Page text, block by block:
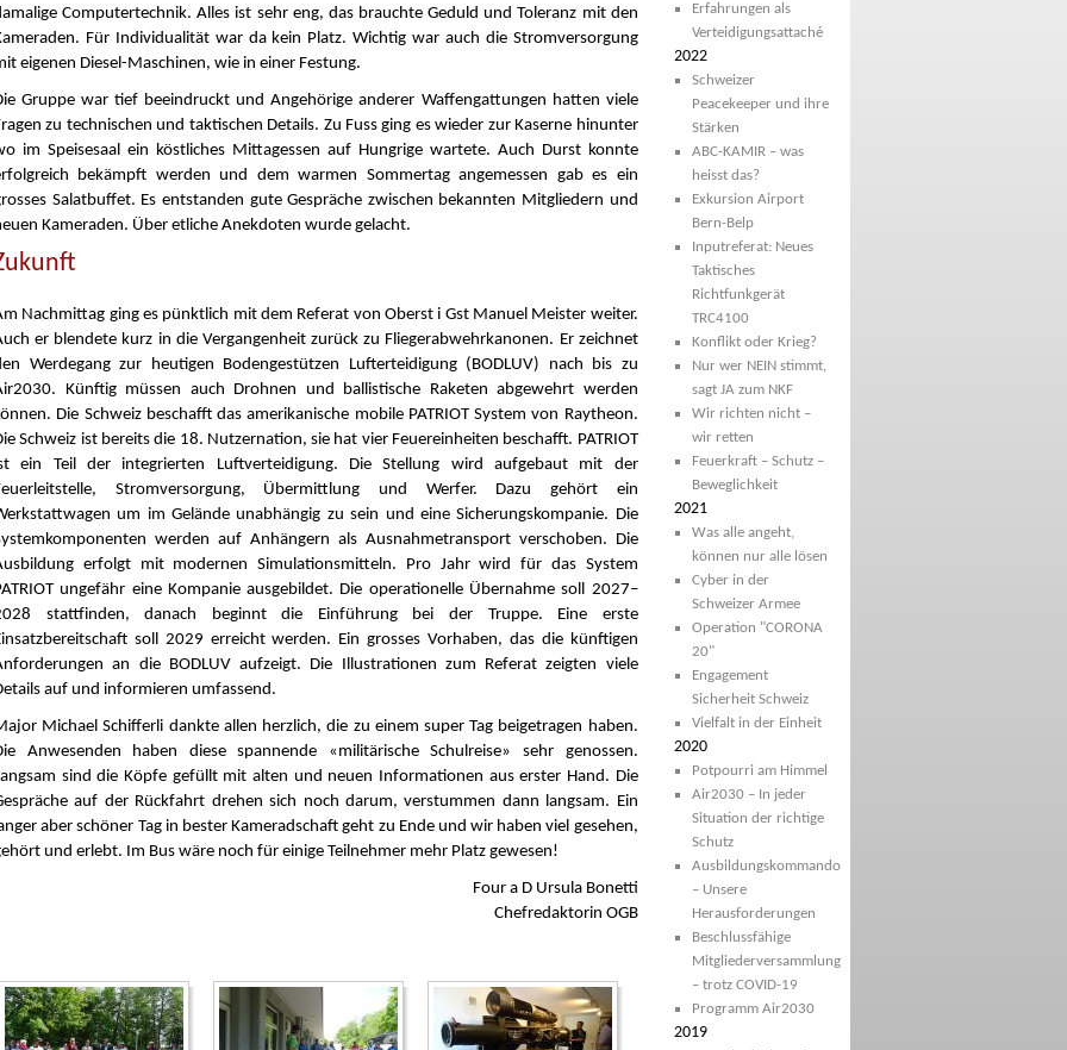
Computertechnik. Alles ist sehr eng, das brauchte Geduld und Toleranz mit den
Für Individualität war da kein Platz. Wichtig war auch die Stromversorgung
eigenen Diesel-Maschinen, wie in einer Festung.
Gruppe war tief beeindruckt und Angehörige anderer Waffengattungen hatten viele
zu technischen und taktischen Details. Zu Fuss ging es wieder zur Kaserne hinunter
im Speisesaal ein köstliches Mittagessen auf Hungrige wartete. Auch Durst konnte
bekämpft werden und dem warmen Sommertag angemessen gab es ein
Salatbuffet. Es entstanden gute Gespräche zwischen bekannten Mitgliedern und
Kameraden. Über etliche Anekdoten wurde gelacht.
Nachmittag ging es pünktlich mit dem Referat von Oberst i Gst Manuel Meister weiter.
er blendete kurz in die Vergangenheit zurück zu Fliegerabwehrkanonen. Er zeichnet
Werdegang zur heutigen Bodengestützen Lufterteidigung (BODLUV) nach bis zu
Künftig müssen auch Drohnen und ballistische Raketen abgewehrt werden
Die Schweiz beschafft das amerikanische mobile PATRIOT System von Raytheon.
Schweiz ist bereits die 18. Nutzernation, sie hat vier Feuereinheiten beschafft. PATRIOT
ein Teil der integrierten Luftverteidigung. Die Stellung wird aufgebaut mit der
Stromversorgung, Übermittlung und Werfer. Dazu gehört ein
um im Gelände unabhängig zu sein und eine Sicherungskompanie. Die
werden auf Anhängern als Ausnahmetransport verschoben. Die
erfolgt mit modernen Simulationsmitteln. Pro Jahr wird für das System
ungefähr eine Kompanie ausgebildet. Die operationelle Übernahme soll 2027–
stattfinden, danach beginnt die Einführung bei der Truppe. Eine erste
soll 2029 erreicht werden. Ein grosses Vorhaben, das die künftigen
an die BODLUV aufzeigt. Die Illustrationen zum Referat zeigten viele
auf und informieren umfassend.
Michael Schifferli dankte allen herzlich, die zu einem super Tag beigetragen haben.
Anwesenden haben diese spannende «militärische Schulreise» sehr genossen.
sind die Köpfe gefüllt mit alten und neuen Informationen aus erster Hand. Die
auf der Rückfahrt drehen sich noch darum, verstummen dann langsam. Ein
aber schöner Tag in bester Kameradschaft geht zu Ende und wir haben viel gesehen,
und erlebt. Im Bus wäre noch für einige Teilnehmer mehr Platz gewesen!
Four a D Ursula Bonetti
Chefredaktorin OGB
Erfahrungen als
Verteidigungsattaché
2022
Schweizer
Peacekeeper und ihre
Stärken
ABC-KAMIR – was
heisst das?
Exkursion Airport
Bern-Belp
Inputreferat: Neues
Taktisches
Richtfunkgerät
TRC4100
Konflikt oder Krieg?
Nur wer NEIN stimmt,
sagt JA zum NKF
Wir richten nicht –
wir retten
Feuerkraft – Schutz –
Beweglichkeit
2021
Was alle angeht,
können nur alle lösen
Cyber in der
Schweizer Armee
Operation "CORONA
20"
Engagement
Sicherheit Schweiz
Vielfalt in der Einheit
2020
Potpourri am Himmel
Air2030 – In jeder
Situation der richtige
Schutz
Ausbildungskommando
– Unsere
Herausforderungen
Beschlussfähige
Mitgliederversammlung
– trotz COVID-19
Programm Air2030
2019